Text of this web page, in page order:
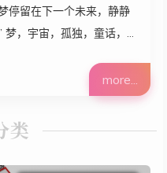
停留在下一个未来，静静
，宇宙，孤独，童话，现
建议播放歌曲列表春卷饭
Dreams》相遇，那是我第
的一名 p 主，所有歌曲的
。 无梦之梦成为了那年我
仍然是我最喜欢的日文
more...
类